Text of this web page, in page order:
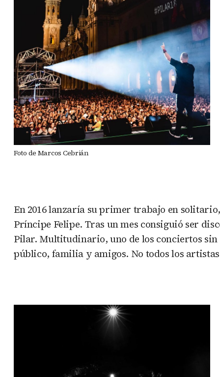
Foto de Marcos Cebrián
En 2016 lanzaría su primer trabajo en
Príncipe Felipe. Tras un mes consiguió ser
Pilar. Multitudinario, uno de los conciertos
público, familia y amigos. No todos los